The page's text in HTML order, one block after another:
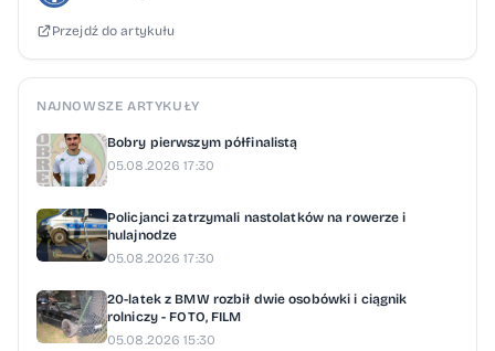
Przejdź do artykułu
NAJNOWSZE ARTYKUŁY
Bobry pierwszym półfinalistą
05.08.2026 17:30
Policjanci zatrzymali nastolatków na rowerze i
hulajnodze
05.08.2026 17:30
20-latek z BMW rozbił dwie osobówki i ciągnik
rolniczy - FOTO, FILM
05.08.2026 15:30